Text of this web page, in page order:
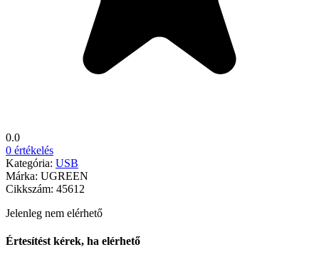
0.0
0 értékelés
Kategória: USB
Márka: UGREEN
Cikkszám: 45612
Jelenleg nem elérhető
Értesítést kérek, ha elérhető